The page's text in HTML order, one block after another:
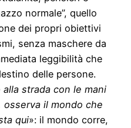
normale”, quello
dei propri obiettivi
senza maschere da
leggibilità che
delle persone.
alla strada con le mani
il mondo che
qui»: il mondo corre,